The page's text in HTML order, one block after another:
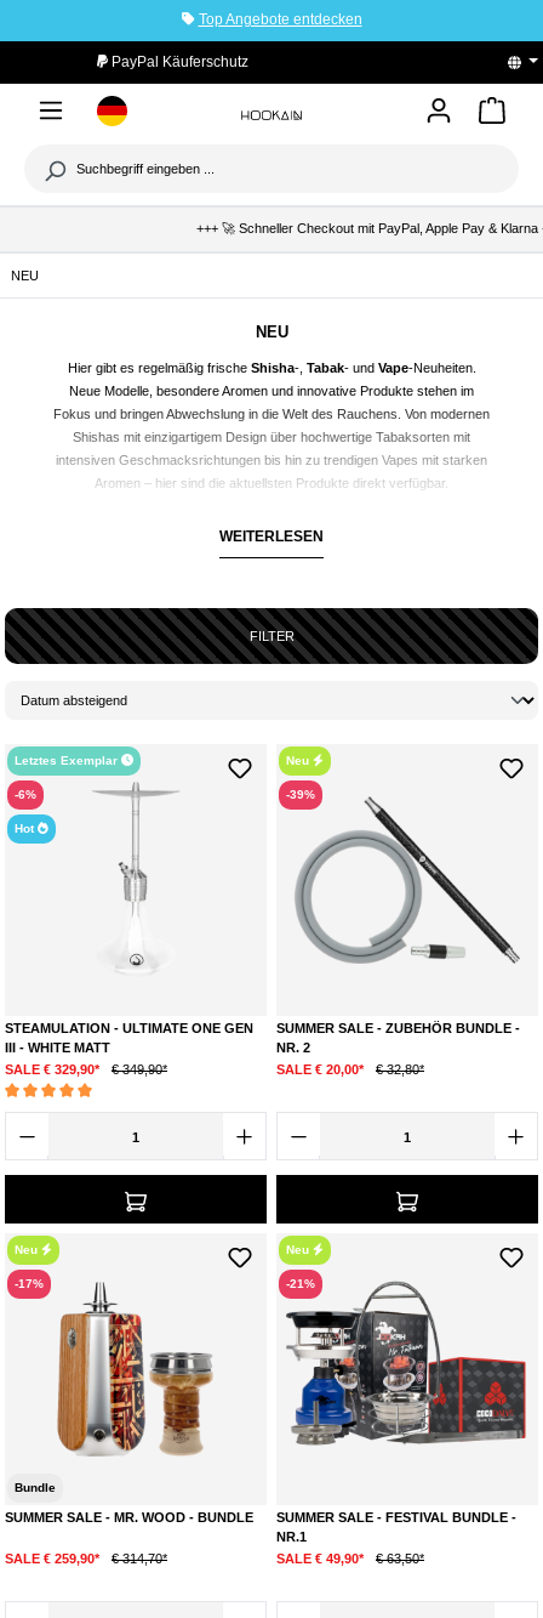
Top Angebote entdecken
PayPal Käuferschutz
+++ 🚀 Schneller Checkout mit PayPal, Apple Pay & Klarna
NEU
NEU
Hier gibt es regelmäßig frische Shisha-, Tabak- und Vape-Neuheiten.
Neue Modelle, besondere Aromen und innovative Produkte stehen im
Fokus und bringen Abwechslung in die Welt des Rauchens. Von modernen
Shishas mit einzigartigem Design über hochwertige Tabaksorten mit
intensiven Geschmacksrichtungen bis hin zu trendigen Vapes mit starken
Aromen – hier sind die aktuellsten Produkte direkt verfügbar.
Geschmacksrichtungen, verbesserte Setups und modernes Zubehör sind
hier zuerst erhältlich.
New Drops
lange warten. Hier gibt es die neuesten Trends, bevor sie überall bekannt
sind.
WEITERLESEN
FILTER
Letztes Exemplar
-6%
Hot
STEAMULATION - ULTIMATE ONE GEN
III - WHITE MATT
SALE € 329,90*
€ 349,90*
Durchschnittliche Bewertung von 5 von 5 Sternen
Neu
-39%
SUMMER SALE - ZUBEHÖR BUNDLE -
NR. 2
SALE € 20,00*
€ 32,80*
Neu
-17%
Bundle
SUMMER SALE - MR. WOOD - BUNDLE
SALE € 259,90* € 314,70*
Neu
-21%
SUMMER SALE - FESTIVAL BUNDLE -
NR.1
SALE € 49,90*
€ 63,50*